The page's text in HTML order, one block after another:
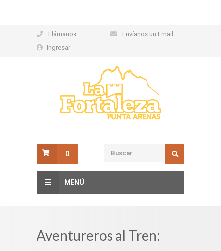
Llámanos
Envíanos un Email
Ingresar
0
MENÚ
Aventureros al Tren: